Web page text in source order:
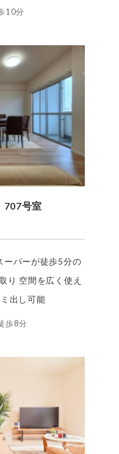
10分
号室
ーパーが徒歩5分の
り 空間を広く使え
出し可能
歩8分